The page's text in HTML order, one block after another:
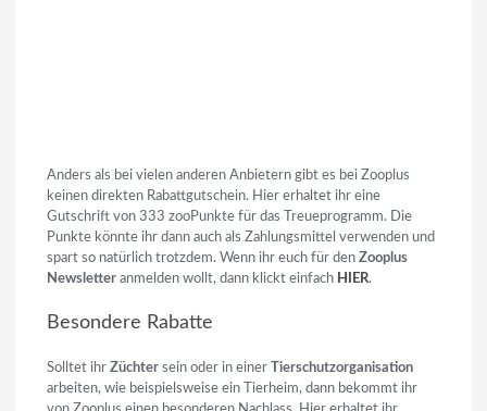
Anders als bei vielen anderen Anbietern gibt es bei Zooplus
keinen direkten Rabattgutschein. Hier erhaltet ihr eine
Gutschrift von 333 zooPunkte für das Treueprogramm. Die
Punkte könnte ihr dann auch als Zahlungsmittel verwenden und
spart so natürlich trotzdem. Wenn ihr euch für den Zooplus
Newsletter anmelden wollt, dann klickt einfach HIER.
Besondere Rabatte
Solltet ihr Züchter sein oder in einer
Tierschutzorganisation
arbeiten, wie beispielsweise ein Tierheim, dann bekommt ihr